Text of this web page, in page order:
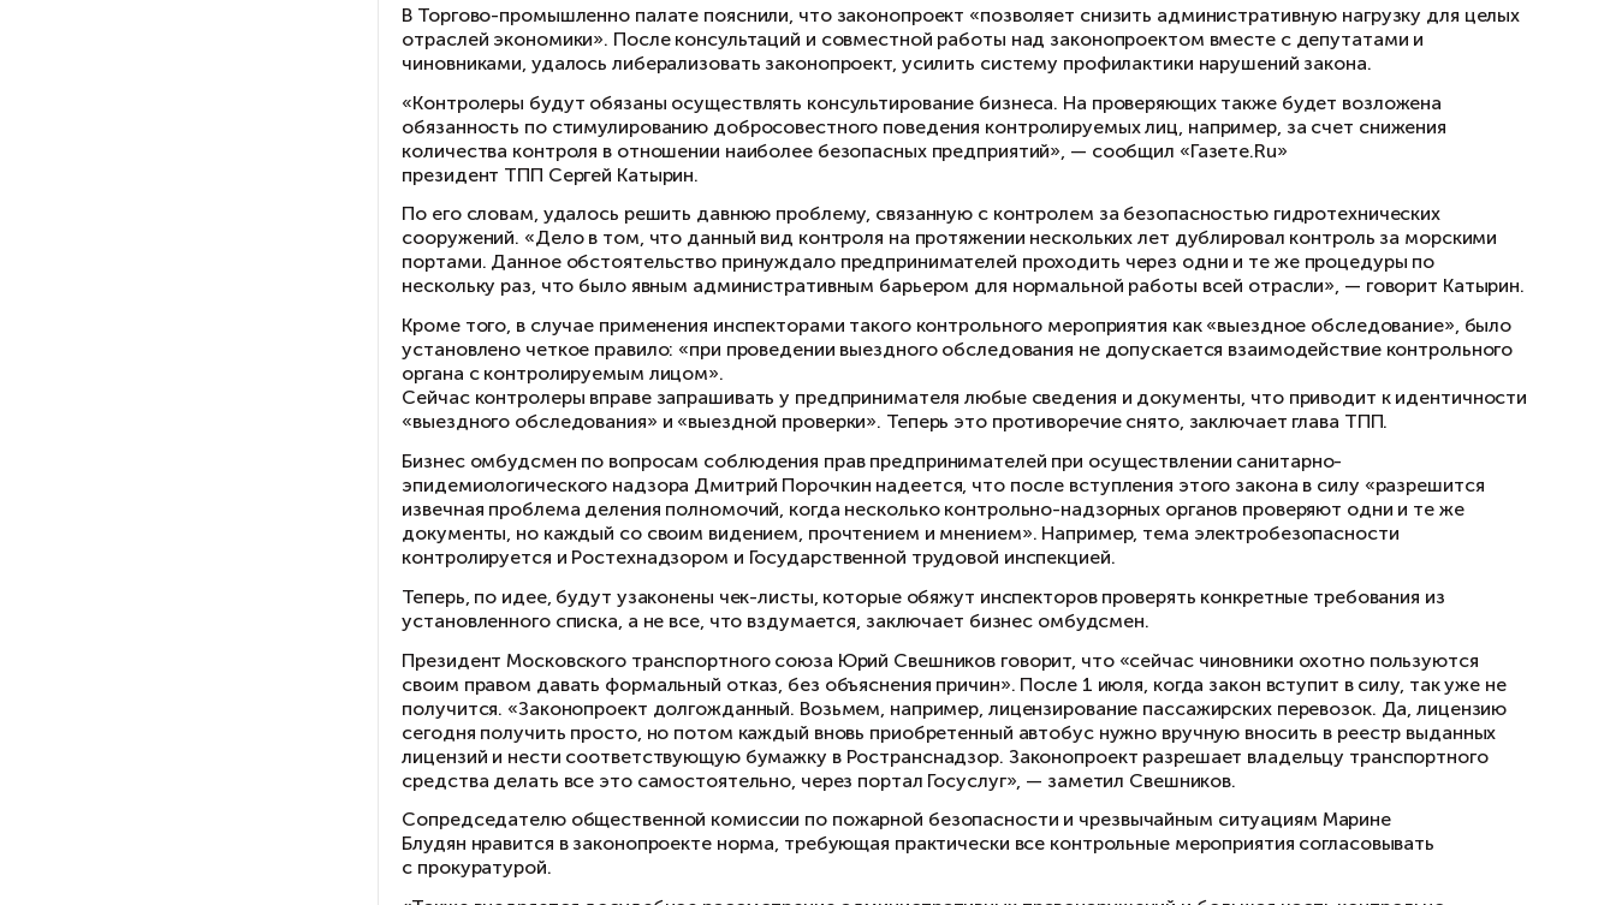
В частности, вводятся 7 профилактических и 9 контрольных (надзорных) мероприятий. Акцент
на профилактику правонарушений со стороны бизнеса.
По словам, замминистра экономического развития РФ Алексея Херсонцева, основной задачей
количества допускаемых нарушений, «а не привлечение бизнеса к ответственности».
Гильотину почистили и обновили
Законопроект предусматривает возможность применения цифровых технологий, что
контрольные мероприятия дистанционно. Также предполагается специальное правовое
свободного порта Владивосток, свободных экономических зон, в том числе на территориях
Севастополя, инновационного центра «Сколково», «Сириус», в арктической зоне РФ.
Новые нормы проверок бизнеса являются частью так называемой «регуляторной гильотины»
устаревших требований к бизнесу) и вступят в силу с 1 июля 2021 года.
отраслей экономики». После консультаций и совместной работы над законопроектом вместе
чиновниками, удалось либерализовать законопроект, усилить систему профилактики
«Контролеры будут обязаны осуществлять консультирование бизнеса. На проверяющих также
обязанность по стимулированию добросовестного поведения контролируемых лиц, например,
количества контроля в отношении наиболее безопасных предприятий», — сообщил «Газете.Ru»
По его словам, удалось решить давнюю проблему, связанную с контролем за безопасностью
сооружений. «Дело в том, что данный вид контроля на протяжении нескольких лет
портами. Данное обстоятельство принуждало предпринимателей проходить через одни и те
нескольку раз, что было явным административным барьером для нормальной работы всей
Кроме того, в случае применения инспекторами такого контрольного мероприятия как
установлено четкое правило: «при проведении выездного обследования не допускается